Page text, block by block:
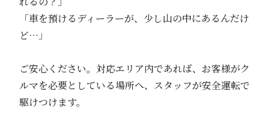
「車を預けるディーラーが、少し山の中にあるんだけ
ど…」
ご安心ください。対応エリア内であれば、お客様がク
ルマを必要としている場所へ、スタッフが安全運転で
駆けつけます。